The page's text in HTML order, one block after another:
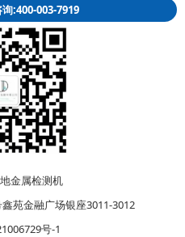
:400-003-7919
金属检测机
苑金融广场银座3011-3012
号-1